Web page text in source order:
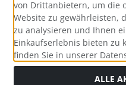
Social Media
von Drittanbietern, um die
Website zu gewährleisten,
zu analysieren und Ihnen
Einkaufserlebnis bieten zu
finden Sie in unserer
ALLE